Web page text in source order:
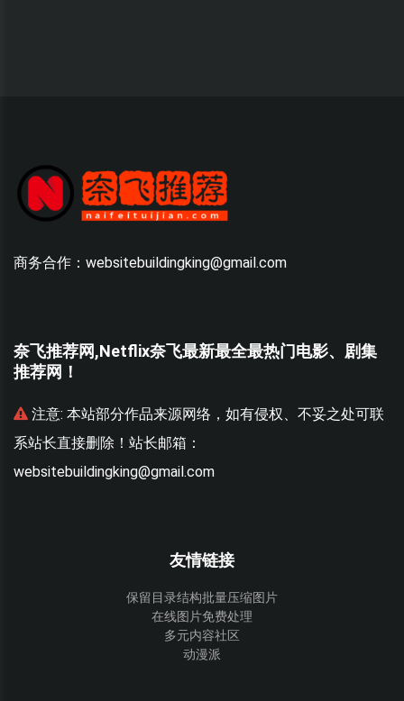
商务合作：websitebuildingking@gmail.com
奈飞推荐网,Netflix奈飞最新最全最热门电影、剧集
推荐网！
注意: 本站部分作品来源网络，如有侵权、不妥之处可联
系站长直接删除！站长邮箱：
websitebuildingking@gmail.com
友情链接
保留目录结构批量压缩图片
在线图片免费处理
多元内容社区
动漫派